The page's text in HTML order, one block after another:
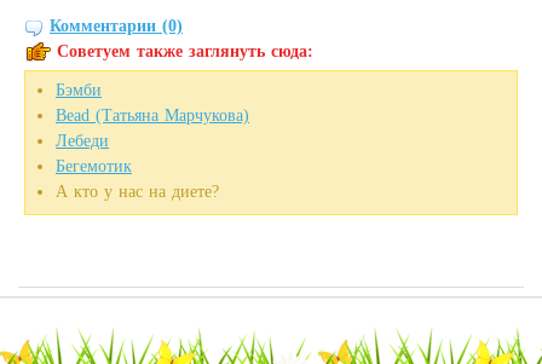
Комментарии (0)
Советуем также заглянуть сюда:
Бэмби
Bead (Татьяна Марчукова)
Лебеди
Бегемотик
А кто у нас на диете?